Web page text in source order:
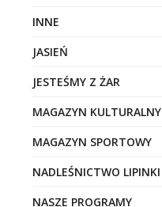
INNE
JASIEŃ
JESTEŚMY Z ŻAR
MAGAZYN KULTURALNY
MAGAZYN SPORTOWY
NADLEŚNICTWO LIPINKI
NASZE PROGRAMY